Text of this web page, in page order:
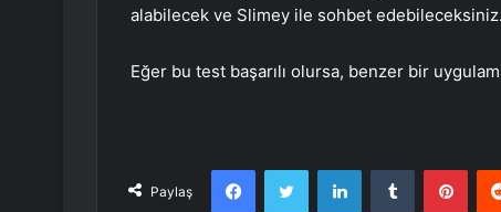
alabilecek ve Slimey ile sohbet edebileceksiniz.
Eğer bu test başarılı olursa, benzer bir
Paylaş
FacebookTwitter LinkedInTumblr